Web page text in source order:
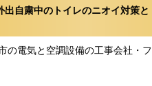
自粛中のトイレのニオイ対策と
の電気と空調設備の工事会社・フ